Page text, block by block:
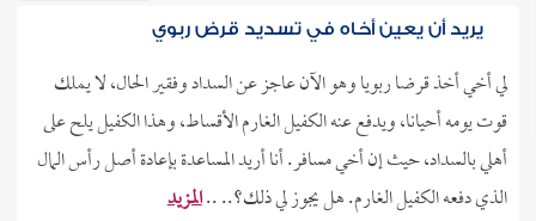
يريد أن يعين أخاه في تسديد قرض ربوي
لي أخي أخذ قرضا ربويا وهو الآن عاجز عن السداد وفقير الحال، لا يملك
قوت يومه أحيانا، ويدفع عنه الكفيل الغارم الأقساط، وهذا الكفيل يلح على
أهلي بالسداد، حيث إن أخي مسافر. أنا أريد المساعدة بإعادة أصل رأس المال
الذي دفعه الكفيل الغارم. هل يجوز لي ذلك؟.. ..المزيد